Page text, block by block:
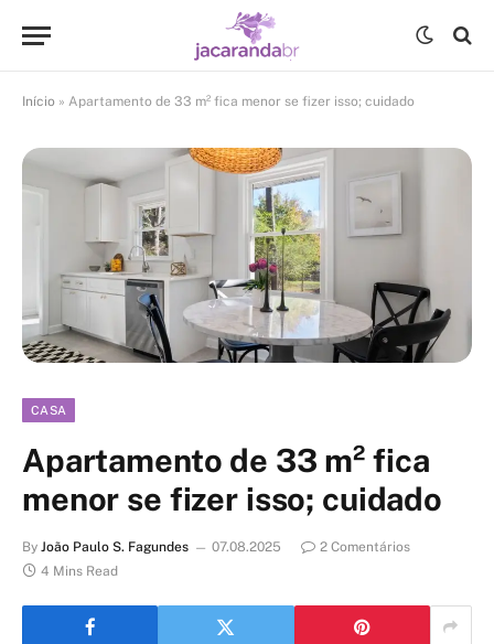
Início » Apartamento de 33 m² fica menor se fizer isso; cuidado
CASA
Apartamento de 33 m² fica
menor se fizer isso; cuidado
By João Paulo S. Fagundes 07.08.2025
2 Comentários
4 Mins Read